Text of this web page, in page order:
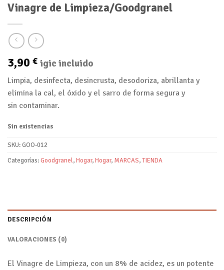
Vinagre de Limpieza/Goodgranel
3,90 € igic incluido
Limpia, desinfecta, desincrusta, desodoriza, abrillanta y
elimina la cal, el óxido y el sarro de forma segura y
sin contaminar.
Sin existencias
SKU:GOO-012
Categorías:Goodgranel,Hogar,Hogar, MARCAS,TIENDA
DESCRIPCIÓN
VALORACIONES (0)
El Vinagre de Limpieza, con un 8% de acidez, es un potente